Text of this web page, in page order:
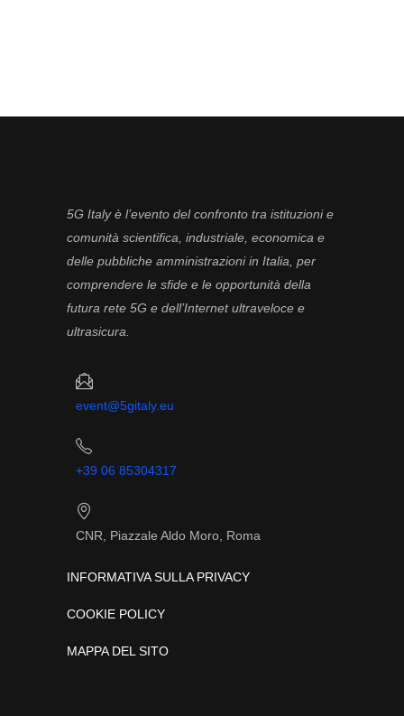
5G Italy è l’evento del confronto tra istituzioni e
comunità scientifica, industriale, economica e
delle pubbliche amministrazioni in Italia, per
comprendere le sfide e le opportunità della
futura rete 5G e dell’Internet ultraveloce e
ultrasicura.
event@5gitaly.eu
+39 06 85304317
CNR, Piazzale Aldo Moro, Roma
INFORMATIVA SULLA PRIVACY
COOKIE POLICY
MAPPA DEL SITO